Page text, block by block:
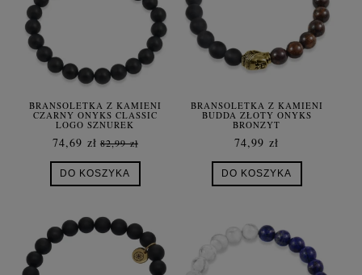
BRANSOLETKA Z KAMIENI
CZARNY ONYKS CLASSIC
LOGO SZNUREK
74,69 zł 82,99 zł
DO KOSZYKA
BRANSOLETKA Z KAMIENI
BUDDA ZŁOTY ONYKS
BRONZYT
74,99 zł
DO KOSZYKA